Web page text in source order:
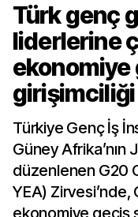
Türk genç
liderlerine
Türkiye Genç İş
Güney
düzenlenen G20
YEA)
ekonomiye geçiş